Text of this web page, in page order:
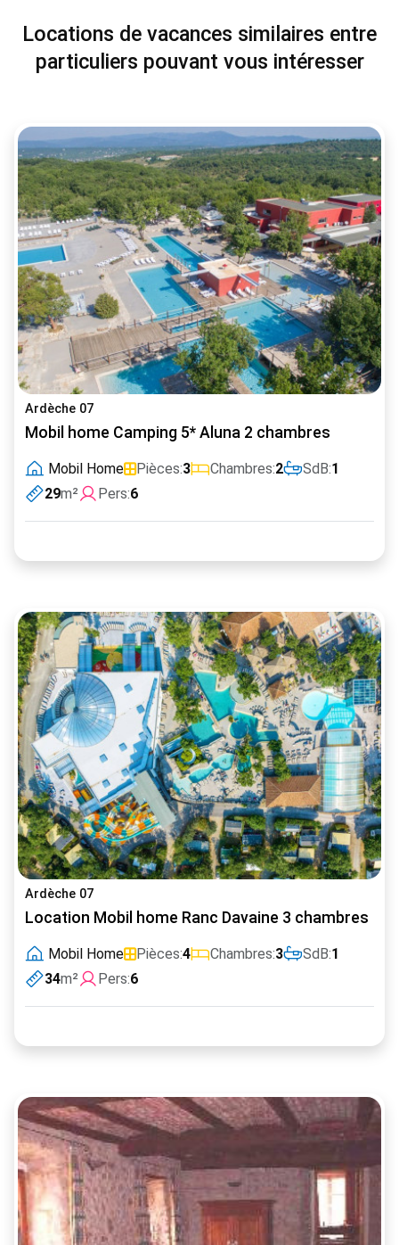
Locations de vacances similaires entre
particuliers pouvant vous intéresser
Ardèche 07
Mobil home Camping 5* Aluna 2 chambres
Mobil Home Pièces:3 Chambres:2 SdB:1
29m² Pers:6
Ardèche 07
Location Mobil home Ranc Davaine 3 chambres
Mobil Home Pièces:4 Chambres:3 SdB:1
34m² Pers:6